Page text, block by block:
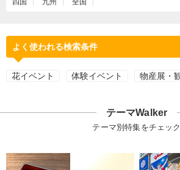
四国 九州 全国
よく使われる検索条件
花イベント 体験イベント 物産展・
テーマWalker
テーマ別特集をチェック